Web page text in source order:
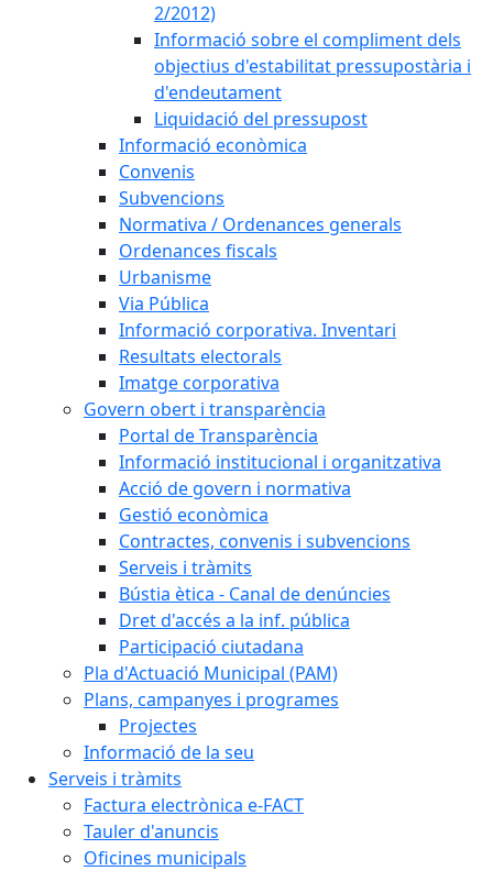
2/2012)
Informació sobre el compliment dels
objectius d'estabilitat pressupostària i
d'endeutament
Liquidació del pressupost
Informació econòmica
Convenis
Subvencions
Normativa / Ordenances generals
Ordenances fiscals
Urbanisme
Via Pública
Informació corporativa. Inventari
Resultats electorals
Imatge corporativa
Govern obert i transparència
Portal de Transparència
Informació institucional i organitzativa
Acció de govern i normativa
Gestió econòmica
Contractes, convenis i subvencions
Serveis i tràmits
Bústia ètica - Canal de denúncies
Dret d'accés a la inf. pública
Participació ciutadana
Pla d'Actuació Municipal (PAM)
Plans, campanyes i programes
Projectes
Informació de la seu
Serveis i tràmits
Factura electrònica e-FACT
Tauler d'anuncis
Oficines municipals